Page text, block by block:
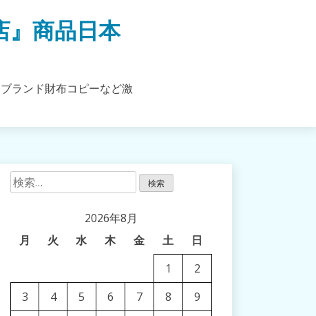
』商品日本
ランド財布コピーなど激
検
索:
2026年8月
月
火 水 木 金 土 日
1
2
3
4 5 6 7 8
9